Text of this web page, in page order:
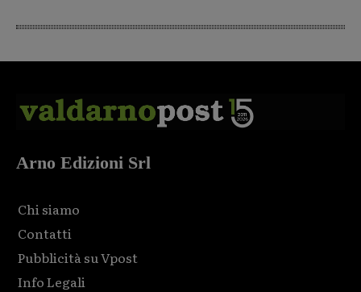
Arno Edizioni Srl
Chi siamo
Contatti
Pubblicità su Vpost
Info Legali